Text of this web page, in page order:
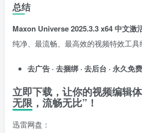
总结
Maxon Universe 2025.3.3 x64 中文激
纯净、最流畅、最高效的视频特效工具
去广告 · 去捆绑 · 去后台 · 永久免费
立即下载，让你的视频编辑
无限，流畅无比”！
迅雷网盘：